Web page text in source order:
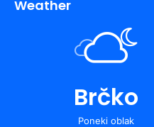
Weather
Brčko
Poneki oblak